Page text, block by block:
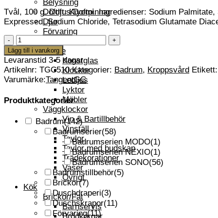
Belysning
Doftljus/Doftpinnar
Djur
Förvaring
Smide
Konstglas
Klockor
Ledljus
Lyktor
Möbler
Väggklockor
Vin & Bartillbehör
Vinställ
Tavlor
Tavlor med budskap
Trädekorationer
Vaser
Övrigt
Kök
Brickor/Fat
Barnservis
Tvål, 100 g. Doft: Kiyomi. Ingredienser: Sodium
Expressed, Sodium Chloride, Tetrasodium Glutamate
Kiyomi
Tvål
100
g
Tangent
mängd
Lägg till i varukorg
Levaranstid 3-5 dagar
Artikelnr: TGC510 Kategorier: Badrum, Kroppsvård Etikett:
Varumärke:TangentGC
Produktkategorier
Badrum(142)
Badrumserier(58)
Badrumserien MODO(1)
Badrumserien NEXIO(1)
Badrumserien SONO(56)
Badrumstillbehör(5)
Brickor(7)
Duschdraperi(3)
Duschskrapor(11)
Förvaring(11)